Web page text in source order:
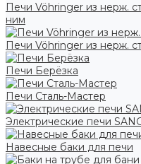
Печи Vöhringer из нерж.
ним
Печи Vöhringer из нерж.
Печи Берёзка
Печи Сталь-Мастер
Электрические печи
Навесные баки для печи